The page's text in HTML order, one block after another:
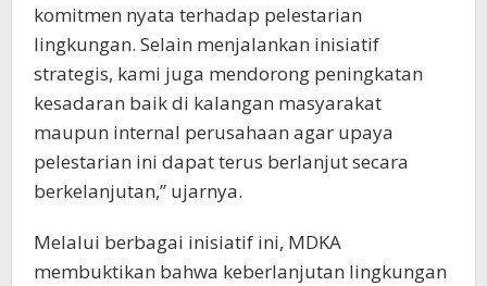
komitmen nyata terhadap pelestarian
lingkungan. Selain menjalankan inisiatif
strategis, kami juga mendorong peningkatan
kesadaran baik di kalangan masyarakat
maupun internal perusahaan agar upaya
pelestarian ini dapat terus berlanjut secara
berkelanjutan,” ujarnya.
Melalui berbagai inisiatif ini, MDKA
membuktikan bahwa keberlanjutan lingkungan